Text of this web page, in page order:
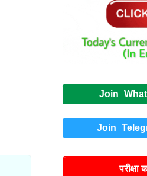
Join
Join